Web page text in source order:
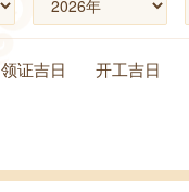
领证吉日 开工吉日